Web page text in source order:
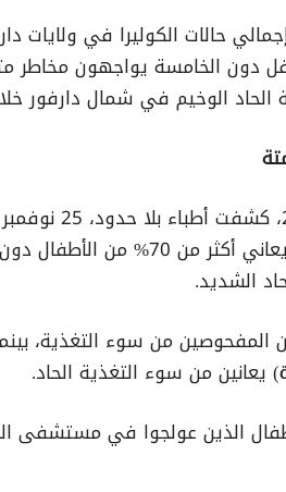
من 640 ألف طفل دون الخامسة يواجهون
الوخيم في شمال دارفور
النازحين في الفاشر، حيث
البالغين المفحوصين من سوء
الذين عولجوا في مستشفى